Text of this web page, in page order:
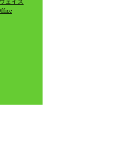
ェイズ